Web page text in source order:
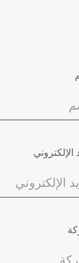
الإلكتروني